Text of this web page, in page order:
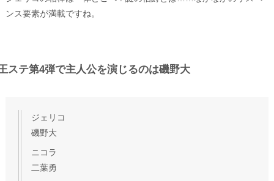
ンス要素が満載ですね。
ステ第4弾で主人公を演じるのは磯野大
ジェリコ
磯野大
ニコラ
二葉勇